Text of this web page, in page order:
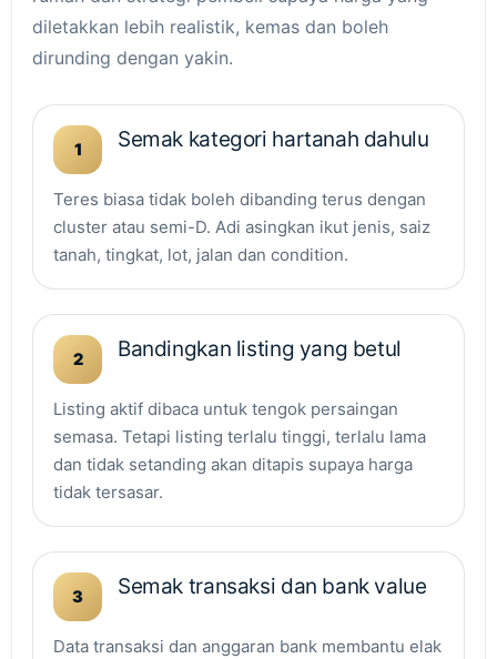
diletakkan lebih realistik, kemas dan boleh
dirunding dengan yakin.
1 Semak kategori hartanah dahulu
Teres biasa tidak boleh dibanding terus dengan
cluster atau semi-D. Adi asingkan ikut jenis, saiz
tanah, tingkat, lot, jalan dan condition.
2 Bandingkan listing yang betul
Listing aktif dibaca untuk tengok persaingan
semasa. Tetapi listing terlalu tinggi, terlalu lama
dan tidak setanding akan ditapis supaya harga
tidak tersasar.
3 Semak transaksi dan bank value
Data transaksi dan anggaran bank membantu elak